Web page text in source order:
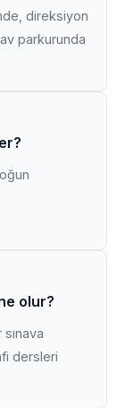
direksiyon
parkurunda
olur?
dersleri